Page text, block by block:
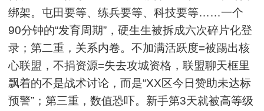
绑架。屯田要等、练兵要等、科技要等……一个
90分钟的“发育周期”，硬生生被拆成六次碎片化登
录；第二重，关系内卷。不加满活跃度=被踢出核
心联盟，不捐资源=失去攻城资格，联盟聊天框里
飘着的不是战术讨论，而是“XX区今日赞助未达标
预警”；第三重，数值恐吓。新手第3天就被高等级